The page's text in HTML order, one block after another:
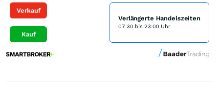
Verkauf
Kauf
Verlängerte Handelszeiten
07:30 bis 23:00 Uhr